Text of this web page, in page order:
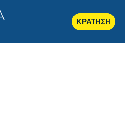
ΚΡΑΤΗΣΗ